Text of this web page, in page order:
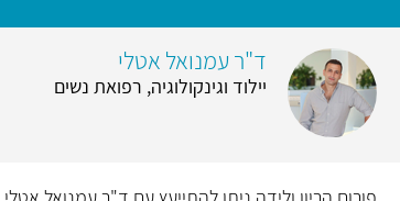
ד"ר עמנואל אטלי
יילוד וגינקולוגיה, רפואת נשים